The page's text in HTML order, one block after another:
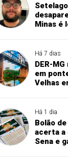
Minas é
Há 7 dias
DER-
em
Velhas
Há 1 dia
Bolão
acerta a
Sena e